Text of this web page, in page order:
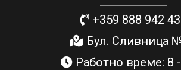
+359 888 942
Бул. Сливница
Работно време: 8